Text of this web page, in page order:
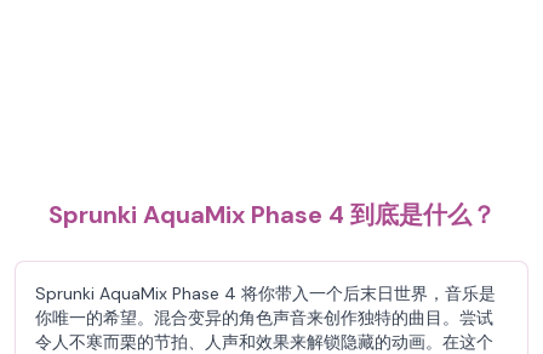
Sprunki AquaMix Phase 4 到底是什么？
Sprunki AquaMix Phase 4 将你带入一个后末日世界，音乐是
你唯一的希望。混合变异的角色声音来创作独特的曲目。尝试
令人不寒而栗的节拍、人声和效果来解锁隐藏的动画。在这个